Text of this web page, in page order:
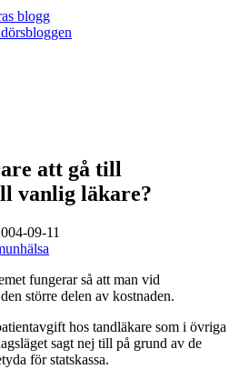
blogg
att gå till
vanlig läkare?
09-11
fungerar så att man vid
större delen av kostnaden.
hos tandläkare som i övriga
sagt nej till på grund av de
för statskassa.